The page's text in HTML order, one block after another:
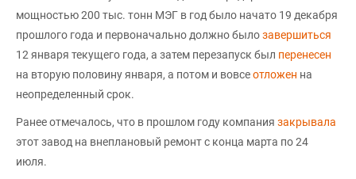
мощностью 200 тыс. тонн МЭГ в год было начато 19 декабря
прошлого года и первоначально должно былозавершиться
12 января текущего года, а затем перезапуск был перенесен
на вторую половину января, а потом и вовсеотложен на
неопределенный срок.
Ранее отмечалось, что в прошлом году компания закрывала
этот завод на внеплановый ремонт с конца марта по 24
июля.